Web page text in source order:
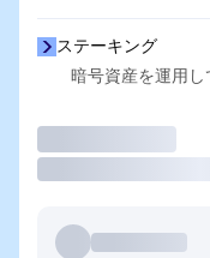
ステーキング
暗号資産を運用し